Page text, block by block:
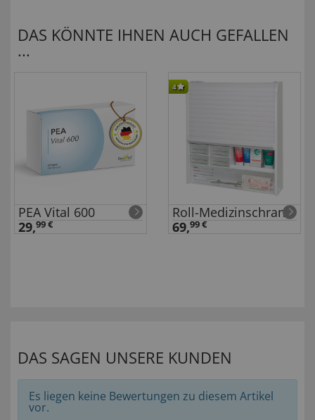
DAS KÖNNTE IHNEN AUCH GEFALLEN
...
PEA Vital 600
29,99 €
4
Roll-Medizinschrank
69,99 €
DAS SAGEN UNSERE KUNDEN
Es liegen keine Bewertungen zu diesem Artikel
vor.